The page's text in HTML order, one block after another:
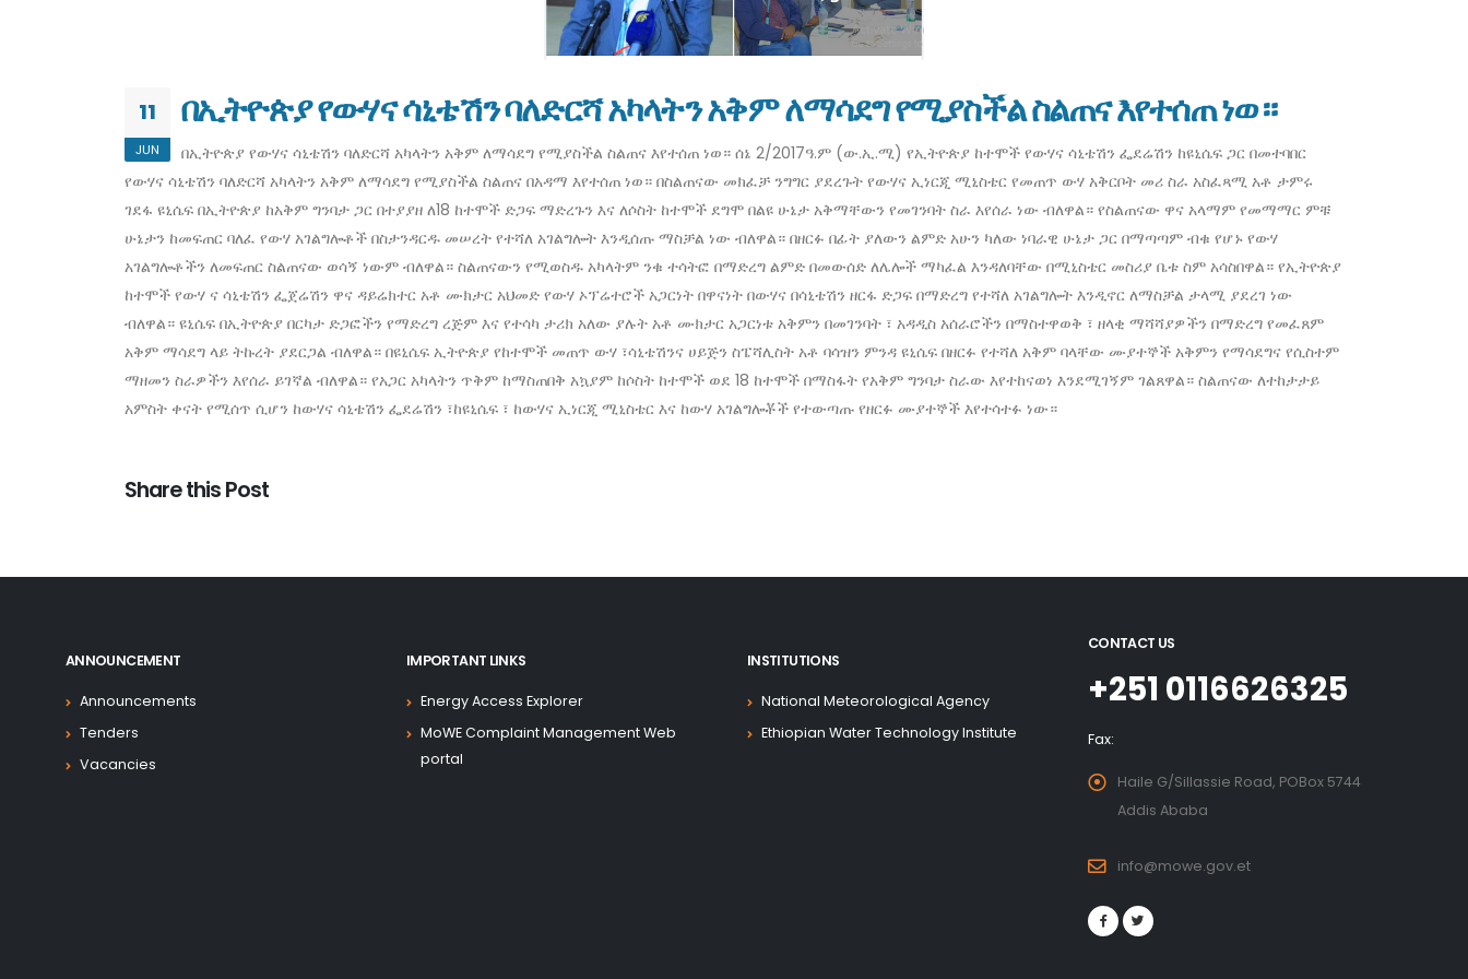
11
JUN
በኢትዮጵያ የውሃና ሳኒቴሽን ባለድርሻ አካላትን አቅም ለማሳደግ የሚያስችል ስልጠና እየተሰጠ ነወ።
በኢትዮጵያ የውሃና ሳኒቴሽን ባለድርሻ አካላትን አቅም ለማሳደግ የሚያስችል ስልጠና እየተሰጠ ነወ። ሰኔ 2/2017ዓ.ም (ው.ኢ.ሚ) የኢትዮጵያ ከተሞች የውሃና ሳኒቴሽን ፌደሬሽን ከዩኒሴፍ ጋር በመተባበር
የውሃና ሳኒቴሽን ባለድርሻ አካላትን አቅም ለማሳደግ የሚያስችል ስልጠና በአዳማ እየተሰጠ ነወ። በስልጠናው መክፈቻ ንግግር ያደረጉት የውሃና ኢነርጂ ሚኒስቴር የመጠጥ ውሃ አቅርቦት መሪ ስራ አስፈጻሚ አቶ ታምሩ
ገደፋ ዩኒሴፍ በኢትዮጵያ ከአቅም ግንባታ ጋር በተያያዘ ለ18 ከተሞች ድጋፍ ማድረጉን እና ለሶስት ከተሞች ደግሞ በልዩ ሁኔታ አቅማቸውን የመገንባት ስራ እየሰራ ነው ብለዋል። የስልጠናው ዋና አላማም የመማማር ምቹ
ሁኔታን ከመፍጠር ባለፈ የውሃ አገልግሎቶች በስታንዳርዱ መሠረት የተሻለ አገልግሎት እንዲሰጡ ማስቻል ነው ብለዋል። በዘርፉ በፊት ያለውን ልምድ አሁን ካለው ነባራዊ ሁኔታ ጋር በማጣጣም ብቁ የሆኑ የውሃ
አገልግሎቶችን ለመፍጠር ስልጠናው ወሳኝ ነውም ብለዋል። ስልጠናውን የሚወስዱ አካላትም ንቁ ተሳትፎ በማድረግ ልምድ በመውሰድ ለሌሎች ማካፈል እንዳለባቸው በሚኒስቴር መስሪያ ቤቱ ስም አሳስበዋል። የኢትዮጵያ
ከተሞች የውሃ ና ሳኒቴሽን ፌጀሬሽን ዋና ዳይሬክተር አቶ ሙክታር አህመድ የውሃ ኦፕሬተሮች አጋርነት በዋናነት በውሃና በሳኒቴሽን ዘርፋ ድጋፍ በማድረግ የተሻለ አገልግሎት እንዲኖር ለማስቻል ታላሚ ያደረገ ነው
ብለዋል። ዩኒሴፍ በኢትዮጵያ በርካታ ድጋፎችን የማድረግ ረጅም እና የተሳካ ታሪክ አለው ያሉት አቶ ሙክታር አጋርነቱ አቅምን በመገንባት ፣ አዳዲስ አሰራሮችን በማስተዋወቅ ፣ ዘላቂ ማሻሻያዎችን በማድረግ የመፈጸም
አቅም ማሳደግ ላይ ትኩረት ያደርጋል ብለዋል። በዩኒሴፍ ኢትዮጵያ የከተሞች መጠጥ ውሃ ፣ሳኒቴሽንና ሀይጅን ስፔሻሊስት አቶ ባሳዝን ምንዳ ዩኒሴፍ በዘርፉ የተሻለ አቅም ባላቸው ሙያተኞች አቅምን የማሳደግና የሲስተም
ማዘመን ስራዎችን እየሰራ ይገኛል ብለዋል። የአጋር አካላትን ጥቅም ከማስጠበቅ አኳያም ከሶስት ከተሞች ወደ 18 ከተሞች በማስፋት የአቅም ግንባታ ስራው እየተከናወነ እንደሚገኝም ገልጸዋል። ስልጠናው ለተከታታይ
አምስት ቀናት የሚሰጥ ሲሆን ከውሃና ሳኒቴሽን ፌደሬሽን ፣ከዩኒሴፍ ፣ ከውሃና ኢነርጂ ሚኒስቴር እና ከውሃ አገልግሎቾች የተውጣጡ የዘርፉ ሙያተኞች እየተሳተፉ ነው።
Share this Post
ANNOUNCEMENT
Announcements
Tenders
Vacancies
IMPORTANT LINKS
Energy Access Explorer
MoWE Complaint Management Web
portal
INSTITUTIONS
National Meteorological Agency
Ethiopian Water Technology Institute
CONTACT US
+251 0116626325
Fax:
Haile G/Sillassie Road, POBox 5744
Addis Ababa
info@mowe.gov.et